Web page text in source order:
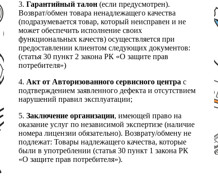
3. Гарантийный талон (если предусмотрен).
Возврат/обмен товара ненадлежащего качества
(подразумевается товар, который неисправен и не
может обеспечить исполнение своих
функциональных качеств) осуществляется при
предоставлении клиентом следующих документов:
(статья 30 пункт 2 закона РК «О защите прав
потребителя»)
4. Акт от Авторизованного сервисного центра с
подтверждением заявленного дефекта и отсутствием
нарушений правил эксплуатации;
5. Заключение организации, имеющей право на
оказание услуг по независимой экспертизе (наличие
номера лицензии обязательно). Возврату/обмену не
подлежат: Товары надлежащего качества, которые
были в употреблении (статья 30 пункт 1 закона РК
«О защите прав потребителя»).